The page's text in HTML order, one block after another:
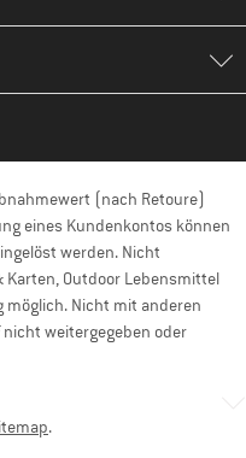
(nach Retoure)
eines Kundenkontos können
werden. Nicht
Karten, Outdoor Lebensmittel
möglich. Nicht mit anderen
nicht weitergegeben oder
.